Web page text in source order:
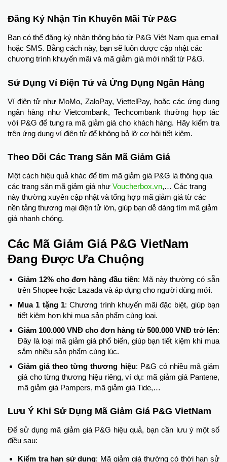
Đăng Ký Nhận Tin Khuyến Mãi Từ P&G
Bạn có thể đăng ký nhận thông báo từ P&G Việt Nam qua email
hoặc SMS. Bằng cách này, bạn sẽ luôn được cập nhật các
chương trình khuyến mãi và mã giảm giá mới nhất từ P&G.
Sử Dụng Ví Điện Tử và Ứng Dụng Ngân Hàng
Ví điện tử như MoMo, ZaloPay, ViettelPay, hoặc các ứng dụng
ngân hàng như Vietcombank, Techcombank thường hợp tác
với P&G để tung ra mã giảm giá cho khách hàng. Hãy kiểm tra
trên ứng dụng ví điện tử để không bỏ lỡ cơ hội tiết kiệm.
Theo Dõi Các Trang Săn Mã Giảm Giá
Một cách hiệu quả khác để tìm mã giảm giá P&G là thông qua
các trang săn mã giảm giá như Voucherbox.vn,… Các trang
này thường xuyên cập nhật và tổng hợp mã giảm giá từ các
nền tảng thương mại điện tử lớn, giúp bạn dễ dàng tìm mã giảm
giá nhanh chóng.
Các Mã Giảm Giá P&G VietNam
Đang Được Ưa Chuộng
Giảm 12% cho đơn hàng đầu tiên: Mã này thường có sẵn
trên Shopee hoặc Lazada và áp dụng cho người dùng mới.
Mua 1 tặng 1: Chương trình khuyến mãi đặc biệt, giúp bạn
tiết kiệm hơn khi mua sản phẩm cùng loại.
Giảm 100.000 VNĐ cho đơn hàng từ 500.000 VNĐ trở lên:
Đây là loại mã giảm giá phổ biến, giúp bạn tiết kiệm khi mua
sắm nhiều sản phẩm cùng lúc.
Giảm giá theo từng thương hiệu: P&G có nhiều mã giảm
giá cho từng thương hiệu riêng, ví dụ: mã giảm giá Pantene,
mã giảm giá Pampers, mã giảm giá Tide,…
Lưu Ý Khi Sử Dụng Mã Giảm Giá P&G VietNam
Để sử dụng mã giảm giá P&G hiệu quả, bạn cần lưu ý một số
điều sau:
Kiểm tra hạn sử dụng: Mã giảm giá thường có thời hạn sử